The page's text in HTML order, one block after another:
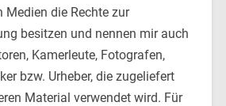
Medien die Rechte zur
besitzen und nennen mir auch
Kamerleute, Fotografen,
bzw. Urheber, die zugeliefert
Material verwendet wird. Für